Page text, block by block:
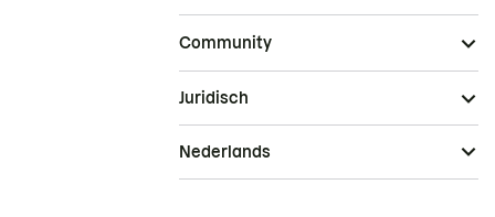
Community
Juridisch
Nederlands